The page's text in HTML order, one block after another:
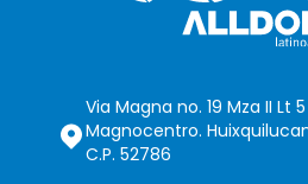
Via Magna no. 19 Mza II Lt 5
Magnocentro.
C.P. 52786